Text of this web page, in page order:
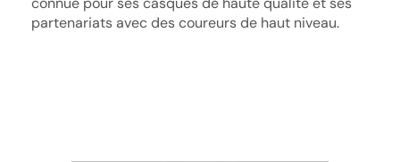
partenariats avec des coureurs de haut niveau.